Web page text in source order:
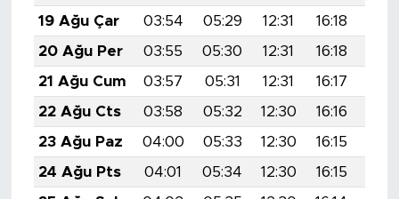
19 Ağu Çar
03:54 05:29 12:31 16:18
20 Ağu Per
03:55 05:30 12:31 16:18
21 Ağu Cum
03:57 05:31 12:31 16:17
22 Ağu Cts
03:58 05:32 12:30 16:16
23 Ağu Paz
04:00 05:33 12:30 16:15
24 Ağu Pts
04:01 05:34 12:30 16:15